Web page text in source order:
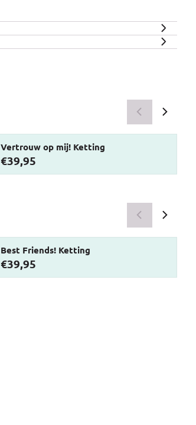
Vertrouw op mij! Ketting
Prijs: 39,95
€39,95
Best Friends! Ketting
Prijs: 39,95
€39,95